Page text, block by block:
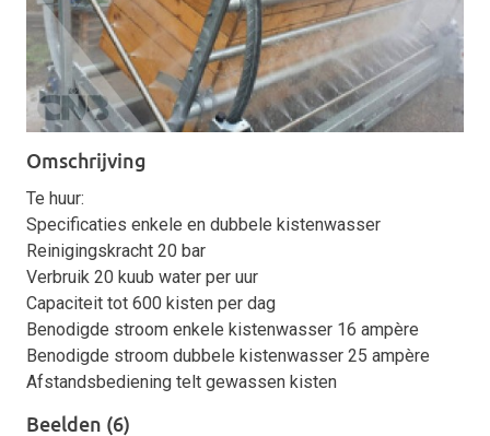
Omschrijving
Te huur:
Specificaties enkele en dubbele kistenwasser
Reinigingskracht 20 bar
Verbruik 20 kuub water per uur
Capaciteit tot 600 kisten per dag
Benodigde stroom enkele kistenwasser 16 ampère
Benodigde stroom dubbele kistenwasser 25 ampère
Afstandsbediening telt gewassen kisten
Beelden (6)